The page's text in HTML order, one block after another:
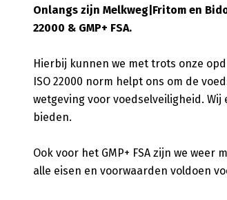
Onlangs zijn Melkweg|Fritom en
22000 & GMP+ FSA.
Hierbij kunnen we met trots onze
ISO 22000 norm helpt ons om de
wetgeving voor voedselveiligheid.
bieden.
Ook voor het GMP+ FSA zijn we
alle eisen en voorwaarden voldoen